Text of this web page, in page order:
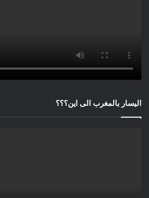
اليسار بالمغرب الى اين؟؟؟